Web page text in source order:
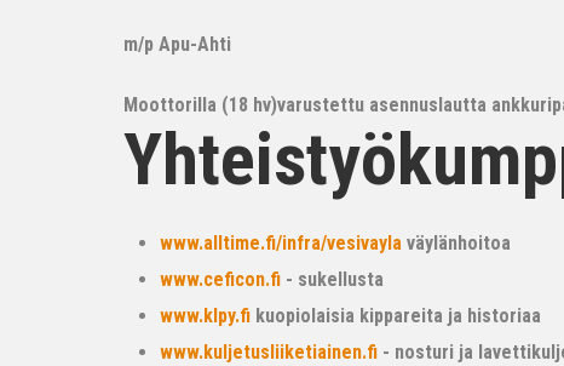
m/p Apu-Ahti
Moottorilla (18 hv)varustettu asennuslautta
www.alltime.fi/infra/vesivayla väylänhoitoa
www.ceficon.fi - sukellusta
www.klpy.fi kuopiolaisia kippareita ja historiaa
www.kuljetusliiketiainen.fi - nosturi ja